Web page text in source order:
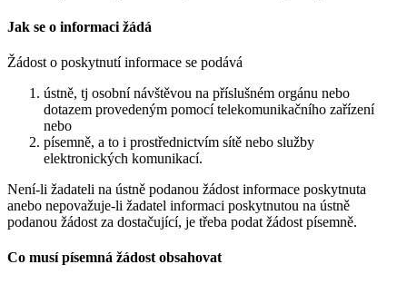
Jak se o informaci žádá
Žádost o poskytnutí informace se podává
ústně, tj osobní návštěvou na příslušném orgánu nebo
dotazem provedeným pomocí telekomunikačního zařízení
nebo
písemně, a to i prostřednictvím sítě nebo služby
elektronických komunikací.
Není-li žadateli na ústně podanou žádost informace poskytnuta
anebo nepovažuje-li žadatel informaci poskytnutou na ústně
podanou žádost za dostačující, je třeba podat žádost písemně.
Co musí písemná žádost obsahovat